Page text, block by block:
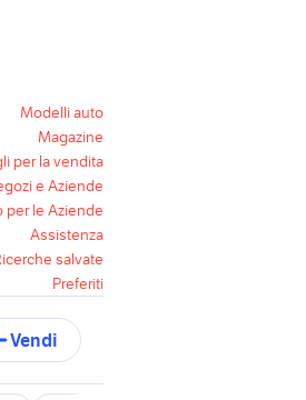
Modelli auto
Magazine
per la vendita
e Aziende
per le Aziende
Assistenza
salvate
Preferiti
Vendi